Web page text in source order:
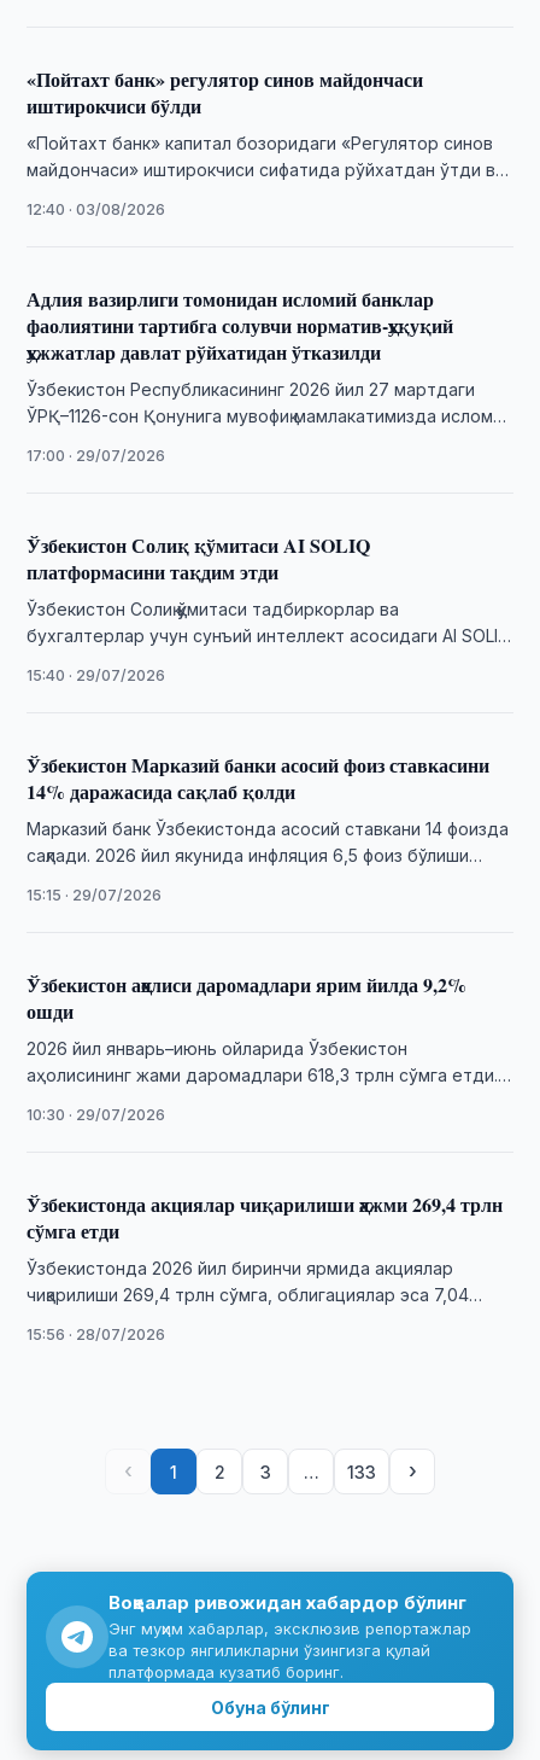
«Пойтахт банк» регулятор синов майдончаси
иштирокчиси бўлди
«Пойтахт банк» капитал бозоридаги «Регулятор синов
майдончаси» иштирокчиси сифатида рўйхатдан ўтди ва
12:40 · 03/08/2026
Адлия вазирлиги томонидан исломий банклар
фаолиятини тартибга солувчи норматив-ҳуқуқий
ҳужжатлар давлат рўйхатидан ўтказилди
Ўзбекистон Республикасининг 2026 йил 27 мартдаги
ЎРҚ–1126-сон Қонунига мувофиқ мамлакатимизда исломий
17:00 · 29/07/2026
Ўзбекистон Солиқ қўмитаси AI SOLIQ
платформасини тақдим этди
Ўзбекистон Солиқ қўмитаси тадбиркорлар ва
бухгалтерлар учун сунъий интеллект асосидаги AI SOLIQ
15:40 · 29/07/2026
Ўзбекистон Марказий банки асосий фоиз ставкасини
14% даражасида сақлаб қолди
Марказий банк Ўзбекистонда асосий ставкани 14 фоизда
сақлади. 2026 йил якунида инфляция 6,5 фоиз бўлиши
15:15 · 29/07/2026
Ўзбекистон аҳолиси даромадлари ярим йилда 9,2%
ошди
2026 йил январь–июнь ойларида Ўзбекистон
аҳолисининг жами даромадлари 618,3 трлн сўмга етди.
10:30 · 29/07/2026
Ўзбекистонда акциялар чиқарилиши ҳажми 269,4 трлн
сўмга етди
Ўзбекистонда 2026 йил биринчи ярмида акциялар
чиқарилиши 269,4 трлн сўмга, облигациялар эса 7,04
15:56 · 28/07/2026
‹ 1 2 3 … 133 ›
Воқеалар ривожидан хабардор бўлинг
Энг муҳим хабарлар, эксклюзив репортажлар
ва тезкор янгиликларни ўзингизга қулай
платформада кузатиб боринг.
Обуна бўлинг